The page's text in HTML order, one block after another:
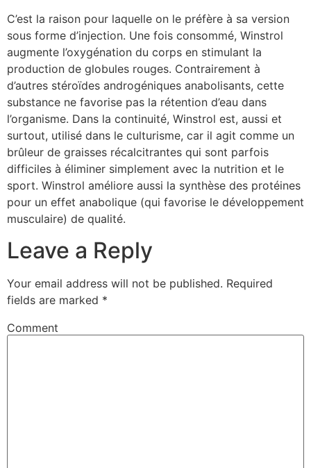
C’est la raison pour laquelle on le préfère à sa version
sous forme d’injection. Une fois consommé, Winstrol
augmente l’oxygénation du corps en stimulant la
production de globules rouges. Contrairement à
d’autres stéroïdes androgéniques anabolisants, cette
substance ne favorise pas la rétention d’eau dans
l’organisme. Dans la continuité, Winstrol est, aussi et
surtout, utilisé dans le culturisme, car il agit comme un
brûleur de graisses récalcitrantes qui sont parfois
difficiles à éliminer simplement avec la nutrition et le
sport. Winstrol améliore aussi la synthèse des protéines
pour un effet anabolique (qui favorise le développement
musculaire) de qualité.
Leave a Reply
Your email address will not be published. Required
fields are marked *
Comment